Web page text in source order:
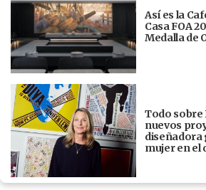
Así es la
Casa FOA
Medalla de
Todo sobre
nuevos
diseñadora
mujer en el